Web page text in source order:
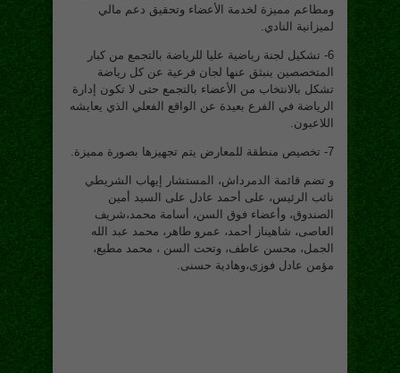
ومطاعم ممیزة لخدمة الأعضاء وتحقیق دعم مالي
لمیزانیة النادي.
6- تشكیل لجنة ریاضیة علیا للریاضة بالتجمع من كبار
المتخصصین ینبثق عنها لجان فرعیة عن كل ریاضة
تشكل بالانتخاب من الأعضاء بالتجمع حتى لا تكون إدارة
الریاضة في الفرع بعیدة عن الواقع الفعلي الذي یعایشه
اللاعبون.
7- تخصیص منطقة للمعارض یتم تجهیزها بصورة مميزة.
و تضم قائمة الدمرداش، المستشار إيهاب الشريطي
نائب الرئيس، على أحمد عادل على السيد أمين
الصندوق، وأعضاء فوق السن، أسامة محمد،شريف
العاصى، شاهيناز أحمد، عمرو طاهر، محمد عبد الله
الجمل، محسن عاطف، وتحت السن ، محمد مطيع،
مؤمن عادل فوزى،وهادية حسنى.